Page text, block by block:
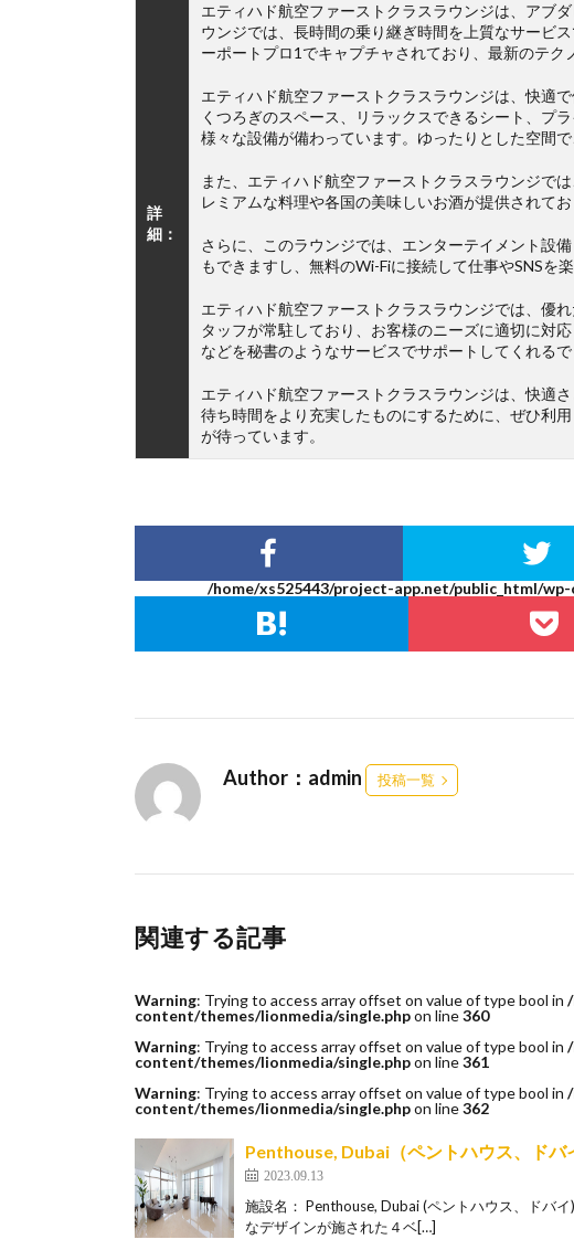
詳
細：
エティハド航空ファーストクラスラウンジは、アブ
ウンジでは、長時間の乗り継ぎ時間を上質なサービ
ーポートプロ1でキャプチャされており、最新のテク
エティハド航空ファーストクラスラウンジは、快適
くつろぎのスペース、リラックスできるシート、プ
様々な設備が備わっています。ゆったりとした空間
また、エティハド航空ファーストクラスラウンジで
レミアムな料理や各国の美味しいお酒が提供されて
さらに、このラウンジでは、エンターテイメント設
もできますし、無料のWi-Fiに接続して仕事やSNSを
エティハド航空ファーストクラスラウンジでは、優
タッフが常駐しており、お客様のニーズに適切に対
などを秘書のようなサービスでサポートしてくれるで
エティハド航空ファーストクラスラウンジは、快適
待ち時間をより充実したものにするために、ぜひ利
が待っています。
/home/xs525443/project-app.net/public_html/
Author：admin 投稿一覧
関連する記事
Warning: Trying to access array offset on value of type bool in
content/themes/lionmedia/single.phpon line360
Warning: Trying to access array offset on value of type bool in
content/themes/lionmedia/single.phpon line361
Warning: Trying to access array offset on value of type bool in
content/themes/lionmedia/single.phpon line362
Penthouse, Dubai（ペントハウス、ドバ
2023.09.13
施設名： Penthouse, Dubai (ペントハウス、ドバ
なデザインが施された４ベ[…]